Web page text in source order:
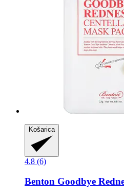
Košarica
4.8 (6)
Benton Goodbye